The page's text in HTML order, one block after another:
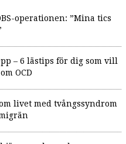
operationen: ”Mina tics
– 6 lästips för dig som vill
OCD
livet med tvångssyndrom